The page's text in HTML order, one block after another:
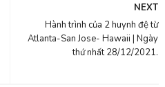
NEXT
Hành trình của 2 huynh đệ từ
Atlanta-San Jose- Hawaii | Ngày
thứ nhất 28/12/2021.